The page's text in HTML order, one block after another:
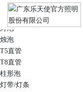
商用照明
光源
灯泡
烛泡
T5直管
T8直管
柱形泡
灯带/灯条